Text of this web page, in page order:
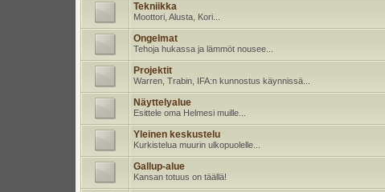
Tekniikka
Moottori, Alusta, Kori...
Ongelmat
Tehoja hukassa ja lämmöt nousee...
Projektit
Warren, Trabin, IFA:n kunnostus käynnissä...
Näyttelyalue
Esittele oma Helmesi muille...
Yleinen keskustelu
Kurkistelua muurin ulkopuolelle...
Gallup-alue
Kansan totuus on täällä!